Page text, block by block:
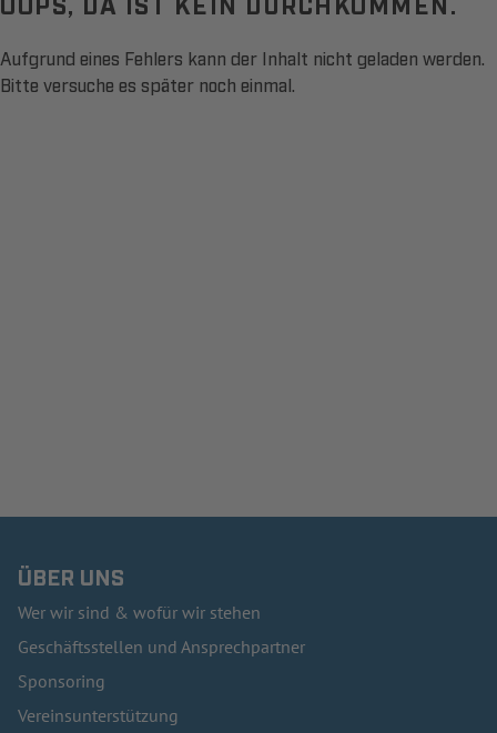
Aufgrund eines Fehlers kann der Inhalt nicht geladen werden.
Bitte versuche es später noch einmal.
ÜBER UNS
Wer wir sind & wofür wir stehen
Geschäftsstellen und Ansprechpartner
Sponsoring
Vereinsunterstützung